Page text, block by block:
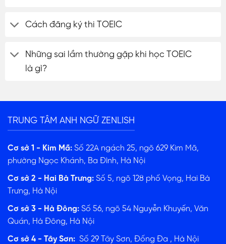
Cách đăng ký thi TOEIC
Những sai lầm thường gặp khi học TOEIC
là gì?
TRUNG TÂM ANH NGỮ ZENLISH
Cơ sở 1 - Kim Mã: Số 22A ngách 25, ngõ 629 Kim Mã,
phường Ngọc Khánh, Ba Đình, Hà Nội
Cơ sở 2 - Hai Bà Trưng: Số 5, ngõ 128 phố Vọng, Hai Bà
Trưng, Hà Nội
Cơ sở 3 - Hà Đông: Số 56, ngõ 54 Nguyễn Khuyến, Văn
Quán, Hà Đông, Hà Nội
Cơ sở 4 - Tây Sơn: Số 29 Tây Sơn, Đống Đa , Hà Nội